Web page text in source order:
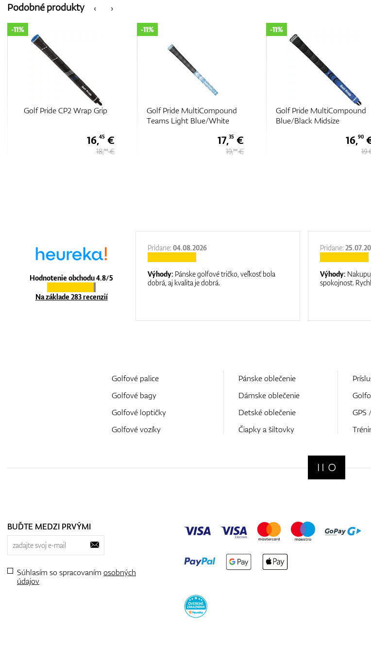
‹
Podobné produkty ›
Golf Pride MultiCompound
-11%
17,35€
19,50€
Golf Pride MultiCompound
Blue/Black Midsize
-11%
16,90 €
19 €
Golf Pride MultiCompound
Teams Plus4
-11%
17,35
19,50
Hodnotenie obchodu 4.8/5
Na základe 283 recenzií
It is a great shop where they help you
Pridane:04.08.2026
Výhody: Pánske golfové tričko, veľkosť bola
dobrá, aj kvalita je dobrá.
Pridane:
Výhody:
spokojnost.
Golfové palice
Golfové bagy
Golfové loptičky
Golfové vozíky
Pánske oblečenie
Dámske oblečenie
Detské oblečenie
Čiapky a šiltovky
GPS
BUĎTE MEDZI PRVÝMI
Súhlasím so spracovaním osobných
údajov